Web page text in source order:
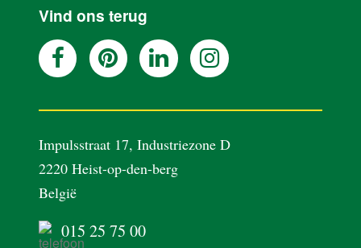
AANPAK
REALISATIES
OVER ONS
VACATURES
Vind ons terug
Impulsstraat 17, Industriezone D
2220 Heist-op-den-berg
België
015 25 75 00